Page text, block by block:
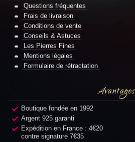
Questions fréquentes
Frais de livraison
Conditions de vente
Conseils & Astuces
Les Pierres Fines
Mentions légales
Formulaire de rétractation
Avantages
Boutique fondée en 1992
Argent 925 garanti
Expédition en France : 4€20
contre signature 7€35